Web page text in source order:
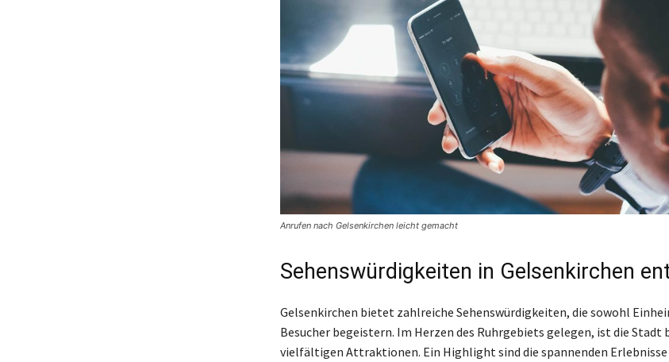
Anrufen nach Gelsenkirchen leicht gemacht
Sehenswürdigkeiten in Gelsenkirchen
Gelsenkirchen bietet zahlreiche Sehenswürdigkeiten, die sowohl
Besucher begeistern. Im Herzen des Ruhrgebiets gelegen, ist die Stadt
vielfältigen Attraktionen. Ein Highlight sind die spannenden Erlebnisse